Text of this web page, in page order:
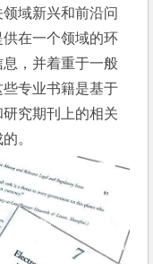
域新兴和前沿问
在一个领域的环
，并着重于一般
专业书籍是基于
究期刊上的相关
。